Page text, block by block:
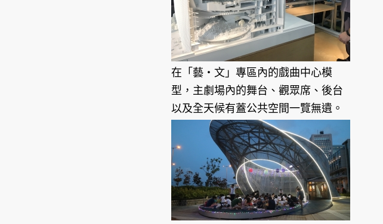
在「藝‧文」專區內的戲曲中心模
型，主劇場內的舞台、觀眾席、後台
以及全天候有蓋公共空間一覽無遺。